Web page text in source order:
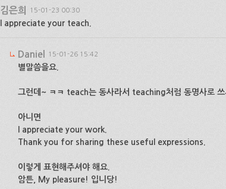
김은희 15-01-23 00:30
I appreciate your teach.
Daniel 15-01-26 15:42
별말씀을요.
그런데~ ㅋㅋ teach는 동사라서 teaching처럼 동명사로 쓰
아니면
I appreciate your work.
Thank you for sharing these useful expressions.
이렇게 표현해주셔야 해요.
암튼, My pleasure! 입니당!